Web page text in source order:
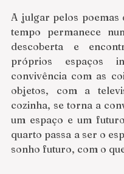
A julgar pelos poemas
tempo permanece
descoberta e
próprios espaços
convivência com as
objetos, com a
cozinha, se torna a
um espaço e um
quarto passa a ser o
sonho futuro, com o